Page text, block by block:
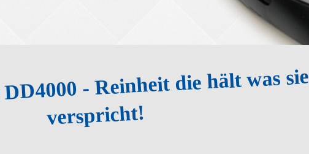
- Reinheit die hält was sie
verspricht!